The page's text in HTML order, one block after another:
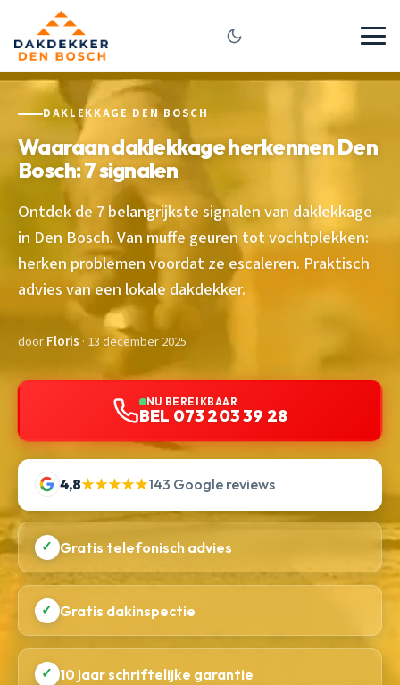
DAKLEKKAGE DEN BOSCH
Waaraan daklekkage herkennen Den
Bosch: 7 signalen
Ontdek de 7 belangrijkste signalen van daklekkage
in Den Bosch. Van muffe geuren tot vochtplekken:
herken problemen voordat ze escaleren. Praktisch
advies van een lokale dakdekker.
doorFloris · 13 december 2025
NU BEREIKBAAR
BEL 073 203 39 28
4,8★★★★★143 Google reviews
✓ Gratis telefonisch advies
✓ Gratis dakinspectie
✓ 10 jaar schriftelijke garantie